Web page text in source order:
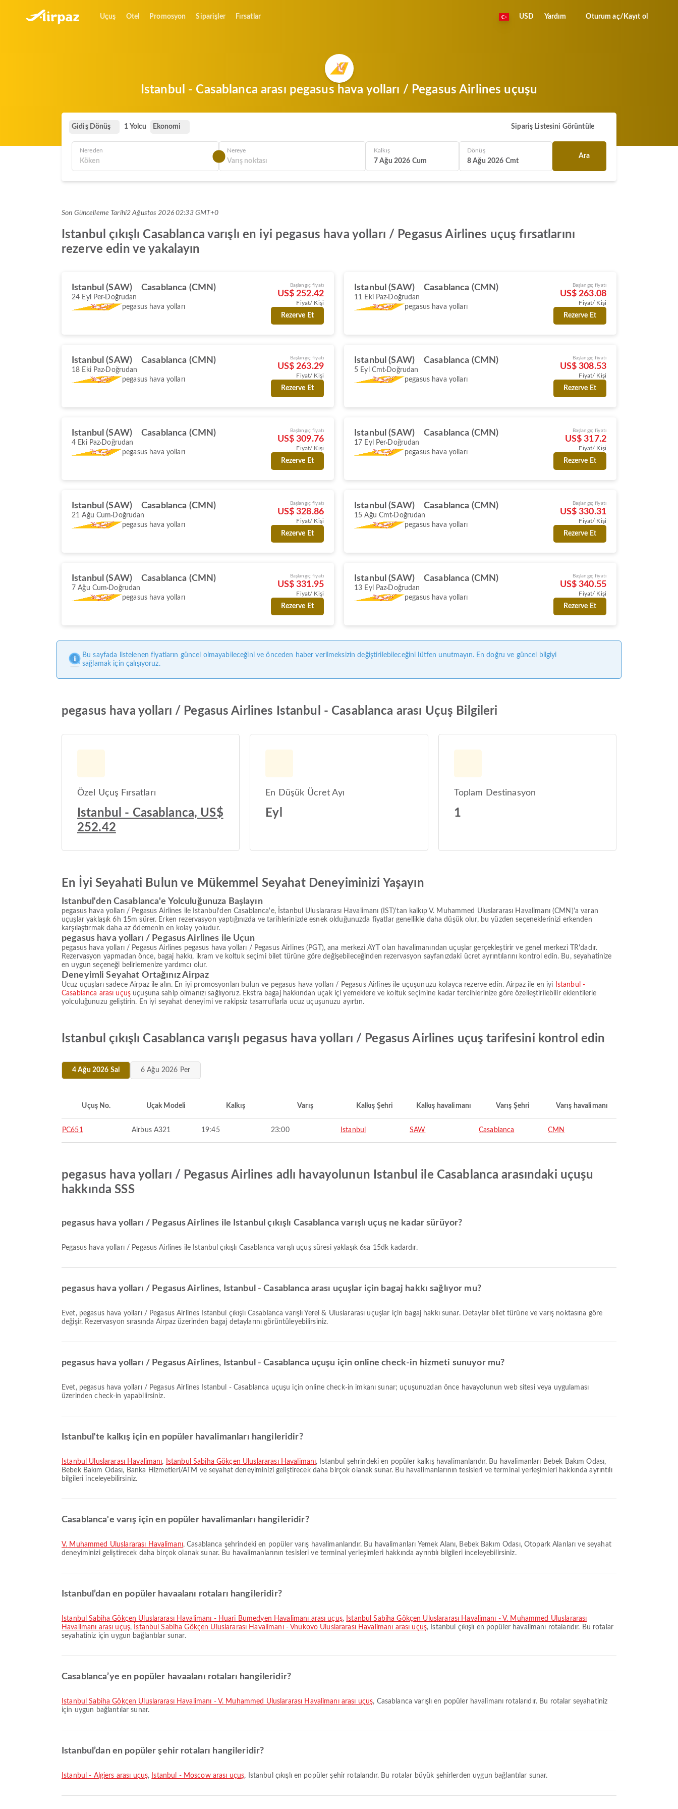
Uçuş Otel Promosyon Siparişler Fırsatlar USD Yardım Oturum aç/Kayıt ol
Istanbul - Casablanca arası pegasus hava yolları / Pegasus Airlines uçuşu
Gidiş Dönüş 1 Yolcu Ekonomi Sipariş Listesini Görüntüle
Nereden Nereye Kalkış
7 Ağu 2026 Cum
Dönüş
8 Ağu 2026 Cmt
Ara
Son Güncelleme Tarihi2 Ağustos 2026 02:33 GMT+0
Istanbul çıkışlı Casablanca varışlı en iyi pegasus hava yolları / Pegasus Airlines uçuş fırsatlarını
rezerve edin ve yakalayın
Istanbul (SAW) Casablanca (CMN)
24 Eyl Per Doğrudan
pegasus hava yolları
Başlangıç fiyatı
US$ 252.42
Fiyat/ Kişi
Rezerve Et
Istanbul (SAW) Casablanca (CMN)
11 Eki Paz Doğrudan
pegasus hava yolları
Başlangıç fiyatı
US$ 263.08
Fiyat/ Kişi
Rezerve Et
Istanbul (SAW) Casablanca (CMN)
18 Eki Paz Doğrudan
pegasus hava yolları
Başlangıç fiyatı
US$ 263.29
Fiyat/ Kişi
Rezerve Et
Istanbul (SAW) Casablanca (CMN)
5 Eyl Cmt Doğrudan
pegasus hava yolları
Başlangıç fiyatı
US$ 308.53
Fiyat/ Kişi
Rezerve Et
Istanbul (SAW) Casablanca (CMN)
4 Eki Paz Doğrudan
pegasus hava yolları
Başlangıç fiyatı
US$ 309.76
Fiyat/ Kişi
Rezerve Et
Istanbul (SAW) Casablanca (CMN)
17 Eyl Per Doğrudan
pegasus hava yolları
Başlangıç fiyatı
US$ 317.2
Fiyat/ Kişi
Rezerve Et
Istanbul (SAW) Casablanca (CMN)
21 Ağu Cum Doğrudan
pegasus hava yolları
Başlangıç fiyatı
US$ 328.86
Fiyat/ Kişi
Rezerve Et
Istanbul (SAW) Casablanca (CMN)
15 Ağu Cmt Doğrudan
pegasus hava yolları
Başlangıç fiyatı
US$ 330.31
Fiyat/ Kişi
Rezerve Et
Istanbul (SAW) Casablanca (CMN)
7 Ağu Cum Doğrudan
pegasus hava yolları
Başlangıç fiyatı
US$ 331.95
Fiyat/ Kişi
Rezerve Et
Istanbul (SAW) Casablanca (CMN)
13 Eyl Paz Doğrudan
pegasus hava yolları
Başlangıç fiyatı
US$ 340.55
Fiyat/ Kişi
Rezerve Et
Bu sayfada listelenen fiyatların güncel olmayabileceğini ve önceden haber verilmeksizin değiştirilebileceğini lütfen unutmayın. En doğru ve güncel bilgiyi
sağlamak için çalışıyoruz.
pegasus hava yolları / Pegasus Airlines Istanbul - Casablanca arası Uçuş Bilgileri
Özel Uçuş Fırsatları
Istanbul - Casablanca, US$
252.42
En Düşük Ücret Ayı
Eyl
Toplam Destinasyon
1
En İyi Seyahati Bulun ve Mükemmel Seyahat Deneyiminizi Yaşayın
Istanbul'den Casablanca'e Yolculuğunuza Başlayın
pegasus hava yolları / Pegasus Airlines ile Istanbul'den Casablanca'e, İstanbul Uluslararası Havalimanı (IST)'tan kalkıp V. Muhammed Uluslararası Havalimanı (CMN)'a varan
uçuşlar yaklaşık 6h 15m sürer. Erken rezervasyon yaptığınızda ve tarihlerinizde esnek olduğunuzda fiyatlar genellikle daha düşük olur, bu yüzden seçeneklerinizi erkenden
karşılaştırmak daha az ödemenin en kolay yoludur.
pegasus hava yolları / Pegasus Airlines ile Uçun
pegasus hava yolları / Pegasus Airlines pegasus hava yolları / Pegasus Airlines (PGT), ana merkezi AYT olan havalimanından uçuşlar gerçekleştirir ve genel merkezi TR'dadır.
Rezervasyon yapmadan önce, bagaj hakkı, ikram ve koltuk seçimi bilet türüne göre değişebileceğinden rezervasyon sayfanızdaki ücret ayrıntılarını kontrol edin. Bu, seyahatinize
en uygun seçeneği belirlemenize yardımcı olur.
Deneyimli Seyahat Ortağınız Airpaz
Ucuz uçuşları sadece Airpaz ile alın. En iyi promosyonları bulun ve pegasus hava yolları / Pegasus Airlines ile uçuşunuzu kolayca rezerve edin. Airpaz ile en iyi
Istanbul -
Casablanca arası uçuşuçuşuna sahip olmanızı sağlıyoruz. Ekstra bagaj hakkından uçak içi yemeklere ve koltuk seçimine kadar tercihlerinize göre özelleştirilebilir eklentilerle
yolculuğunuzu geliştirin. En iyi seyahat deneyimi ve rakipsiz tasarruflarla ucuz uçuşunuzu ayırtın.
Istanbul çıkışlı Casablanca varışlı pegasus hava yolları / Pegasus Airlines uçuş tarifesini kontrol edin
4 Ağu 2026 Sal 6 Ağu 2026 Per
Uçuş No. Uçak Modeli Kalkış Varış Kalkış Şehri Kalkış havalimanı Varış Şehri Varış havalimanı
PC651 Airbus A321 19:45 23:00 Istanbul SAW Casablanca CMN
pegasus hava yolları / Pegasus Airlines adlı havayolunun Istanbul ile Casablanca arasındaki uçuşu
hakkında SSS
pegasus hava yolları / Pegasus Airlines ile Istanbul çıkışlı Casablanca varışlı uçuş ne kadar sürüyor?
pegasus hava yolları / Pegasus Airlines ile Istanbul çıkışlı Casablanca varışlı uçuş süresi yaklaşık 6sa 15dk kadardır.
pegasus hava yolları / Pegasus Airlines, Istanbul - Casablanca arası uçuşlar için bagaj hakkı sağlıyor mu?
Evet, pegasus hava yolları / Pegasus Airlines Istanbul çıkışlı Casablanca varışlı Yerel & Uluslararası uçuşlar için bagaj hakkı sunar. Detaylar bilet türüne ve varış noktasına göre
değişir. Rezervasyon sırasında Airpaz üzerinden bagaj detaylarını görüntüleyebilirsiniz.
pegasus hava yolları / Pegasus Airlines, Istanbul - Casablanca uçuşu için online check-in hizmeti sunuyor mu?
Evet, pegasus hava yolları / Pegasus Airlines Istanbul - Casablanca uçuşu için online check-in imkanı sunar; uçuşunuzdan önce havayolunun web sitesi veya uygulaması
üzerinden check-in yapabilirsiniz.
Istanbul'te kalkış için en popüler havalimanları hangileridir?
İstanbul Uluslararası Havalimanı, İstanbul Sabiha Gökçen Uluslararası Havalimanı, Istanbul şehrindeki en popüler kalkış havalimanlarıdır. Bu havalimanları Bebek Bakım Odası,
Bebek Bakım Odası, Banka Hizmetleri/ATM ve seyahat deneyiminizi geliştirecek daha birçok olanak sunar. Bu havalimanlarının tesisleri ve terminal yerleşimleri hakkında ayrıntılı
bilgileri inceleyebilirsiniz.
Casablanca'e varış için en popüler havalimanları hangileridir?
V. Muhammed Uluslararası Havalimanı, Casablanca şehrindeki en popüler varış havalimanlarıdır. Bu havalimanları Yemek Alanı, Bebek Bakım Odası, Otopark Alanları ve seyahat
deneyiminizi geliştirecek daha birçok olanak sunar. Bu havalimanlarının tesisleri ve terminal yerleşimleri hakkında ayrıntılı bilgileri inceleyebilirsiniz.
Istanbul’dan en popüler havaalanı rotaları hangileridir?
İstanbul Sabiha Gökçen Uluslararası Havalimanı - Huari Bumedyen Havalimanı arası uçuş, İstanbul Sabiha Gökçen Uluslararası Havalimanı - V. Muhammed Uluslararası
Havalimanı arası uçuş, İstanbul Sabiha Gökçen Uluslararası Havalimanı - Vnukovo Uluslararası Havalimanı arası uçuş, Istanbul çıkışlı en popüler havalimanı rotalarıdır. Bu rotalar
seyahatiniz için uygun bağlantılar sunar.
Casablanca’ye en popüler havaalanı rotaları hangileridir?
İstanbul Sabiha Gökçen Uluslararası Havalimanı - V. Muhammed Uluslararası Havalimanı arası uçuş, Casablanca varışlı en popüler havalimanı rotalarıdır. Bu rotalar seyahatiniz
için uygun bağlantılar sunar.
Istanbul’dan en popüler şehir rotaları hangileridir?
Istanbul - Algiers arası uçuş, Istanbul - Moscow arası uçuş, Istanbul çıkışlı en popüler şehir rotalarıdır. Bu rotalar büyük şehirlerden uygun bağlantılar sunar.